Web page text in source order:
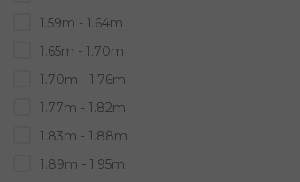
1.59m - 1.64m
1.65m - 1.70m
1.70m - 1.76m
1.77m - 1.82m
1.83m - 1.88m
1.89m - 1.95m